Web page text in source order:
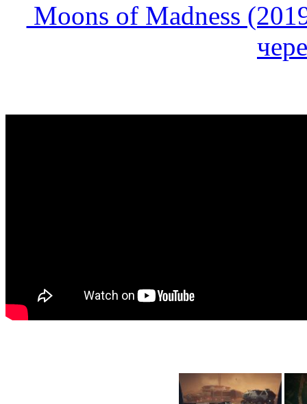
Moons of Madness